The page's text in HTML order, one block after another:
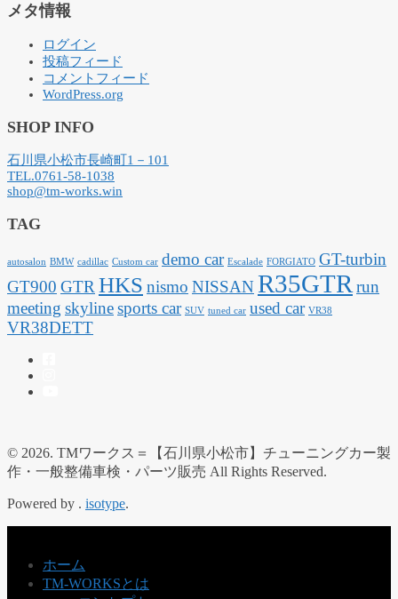
メタ情報
ログイン
投稿フィード
コメントフィード
WordPress.org
SHOP INFO
石川県小松市長崎町1－101
TEL.0761-58-1038
shop@tm-works.win
TAG
autosalon BMW cadillac Custom car demo car Escalade FORGIATO GT-turbin
GT900 GTR HKS nismo NISSANR35GTR run
meeting skylinesports car SUV tuned car used car VR38
VR38DETT
© 2026. TMワークス＝【石川県小松市】チューニングカー製
作・一般整備車検・パーツ販売 All Rights Reserved.
Powered by . isotype.
ホーム
TM-WORKSとは